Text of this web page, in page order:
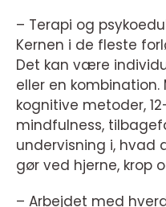
– Terapi og
Kernen i de fleste
Det kan være
eller en
kognitive metoder,
mindfulness,
undervisning i,
gør ved hjerne, krop
– Arbejdet med